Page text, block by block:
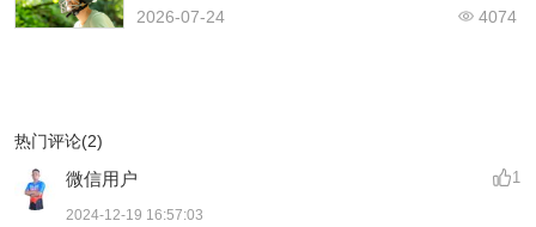
2026-07-24 4074
热门评论(2)
1
微信用户
2024-12-19 16:57:03